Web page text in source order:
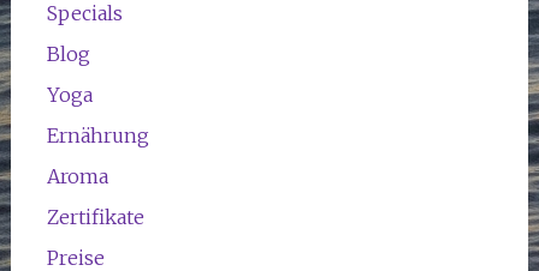
Specials
Blog
Yoga
Ernährung
Aroma
Zertifikate
Preise